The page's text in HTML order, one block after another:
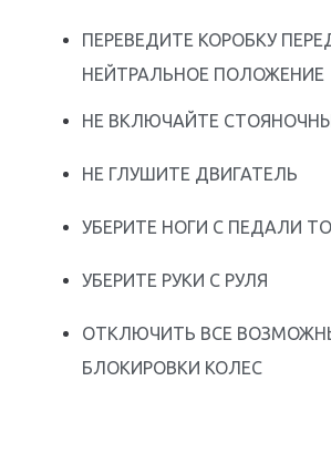
ПЕРЕВЕДИТЕ КОРОБКУ
НЕЙТРАЛЬНОЕ ПОЛОЖЕНИЕ
НЕ ВКЛЮЧАЙТЕ
НЕ ГЛУШИТЕ ДВИГАТЕЛЬ
УБЕРИТЕ НОГИ С ПЕДАЛИ
УБЕРИТЕ РУКИ С РУЛЯ
ОТКЛЮЧИТЬ ВСЕ
БЛОКИРОВКИ КОЛЕС